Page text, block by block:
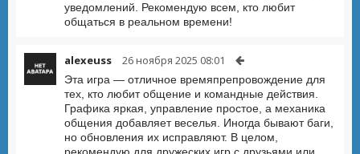
уведомлений. Рекомендую всем, кто любит
общаться в реальном времени!
alexeuss 26 ноября 2025 08:01
Эта игра — отличное времяпрепровождение для
тех, кто любит общение и командные действия.
Графика яркая, управление простое, а механика
общения добавляет веселья. Иногда бывают баги,
но обновления их исправляют. В целом,